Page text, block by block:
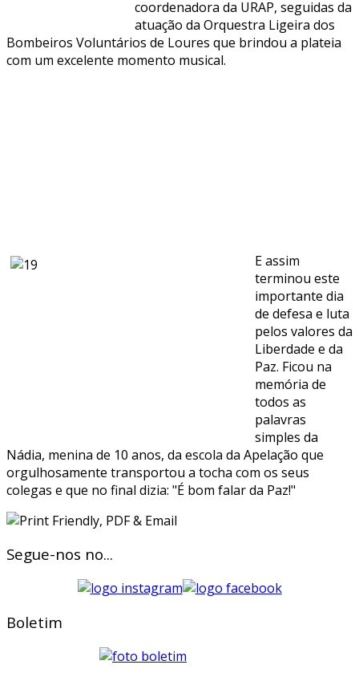
coordenadora da URAP, seguidas da
atuação da Orquestra Ligeira dos
Bombeiros Voluntários de Loures que brindou a plateia
com um excelente momento musical.
E assim
terminou este
importante dia
de defesa e luta
pelos valores da
Liberdade e da
Paz. Ficou na
memória de
todos as
palavras
simples da
Nádia, menina de 10 anos, da escola da Apelação que
orgulhosamente transportou a tocha com os seus
colegas e que no final dizia: "É bom falar da Paz!"
Segue-nos no...
Boletim